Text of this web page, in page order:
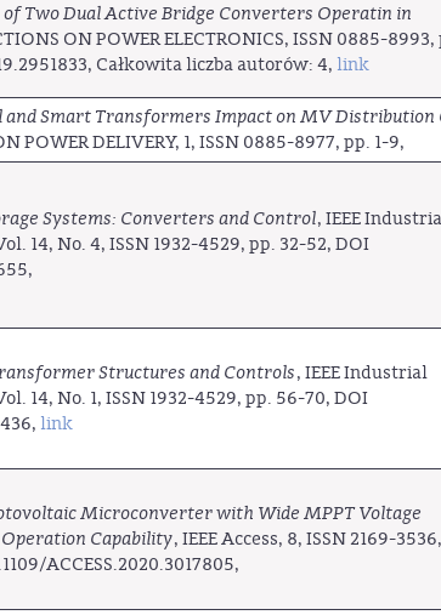
Two Dual Active Bridge Converters Operatin in
ON POWER ELECTRONICS, ISSN 0885-8993,
Całkowita liczba autorów: 4, link
and Smart Transformers Impact on MV Distribution
POWER DELIVERY, 1, ISSN 0885-8977, pp. 1-9,
Systems: Converters and Control, IEEE
14, No. 4, ISSN 1932-4529, pp. 32-52, DOI
Structures and Controls, IEEE Industrial
14, No. 1, ISSN 1932-4529, pp. 56-70, DOI
link
Microconverter with Wide MPPT Voltage
Capability, IEEE Access, 8, ISSN 2169-
ACCESS.2020.3017805,